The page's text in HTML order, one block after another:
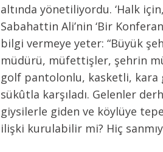
altında yönetiliyordu. ‘Halk
Sabahattin Ali’nin ‘Bir
bilgi vermeye yeter: “Büyük
müdürü, müfettişler, şehrin
golf pantolonlu, kasketli, kara
sükûtla karşıladı. Gelenler
giysilerle giden ve köylüye
ilişki kurulabilir mi? Hiç